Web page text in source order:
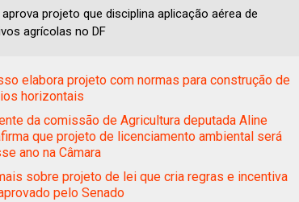
aprova projeto que disciplina aplicação aérea de
agrícolas no DF
elabora projeto com normas para construção de
horizontais
da comissão de Agricultura deputada Aline
que projeto de licenciamento ambiental será
ano na Câmara
sobre projeto de lei que cria regras e incentiva
pelo Senado